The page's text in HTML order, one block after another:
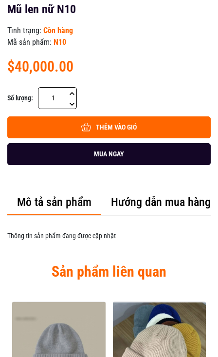
Mũ len nữ N10
Tình trạng: Còn hàng
Mã sản phẩm: N10
$40,000.00
Số lượng:
THÊM VÀO GIỎ
MUA NGAY
Mô tả sản phẩm Hướng dẫn mua hàng
Thông tin sản phẩm đang được cập nhật
Sản phẩm liên quan